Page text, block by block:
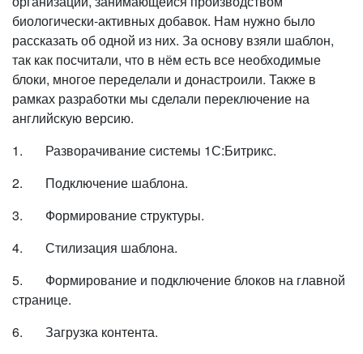
биологически-активных добавок. Нам нужно было
рассказать об одной из них. За основу взяли шаблон,
так как посчитали, что в нём есть все необходимые
блоки, многое переделали и донастроили. Также в
рамках разработки мы сделали переключение на
английскую версию.
1. Разворачивание системы 1С:Битрикс.
2. Подключение шаблона.
3. Формирование структуры.
4. Стилизация шаблона.
5. Формирование и подключение блоков на главной
странице.
6. Загрузка контента.